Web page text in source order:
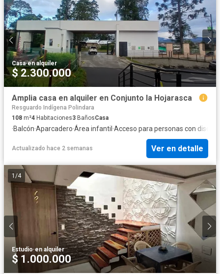
Casa·en alquiler
$ 2.300.000
Amplia casa en alquiler en Conjunto la Hojarasca
Resguardo Indígena Polindara
108 m²4 Habitaciones3 BañosCasa
·Balcón·Aparcadero·Área infantil·Acceso para personas con
Actualizado hace 2 semanas Ver en detalle
1 /4
Estudio·en alquiler
$ 1.000.000